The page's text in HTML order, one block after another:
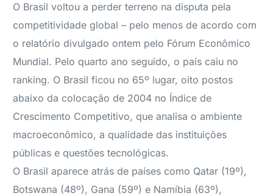
O Brasil voltou a perder terreno na disputa pela
competitividade global – pelo menos de acordo com
o relatório divulgado ontem pelo Fórum Econômico
Mundial. Pelo quarto ano seguido, o país caiu no
ranking. O Brasil ficou no 65º lugar, oito postos
abaixo da colocação de 2004 no Índice de
Crescimento Competitivo, que analisa o ambiente
macroeconômico, a qualidade das instituições
públicas e questões tecnológicas.
O Brasil aparece atrás de países como Qatar (19º),
Botswana (48º), Gana (59º) e Namíbia (63º),